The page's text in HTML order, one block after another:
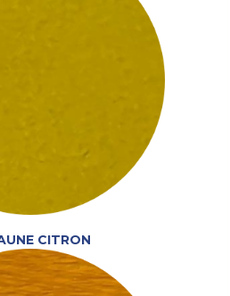
CITRON